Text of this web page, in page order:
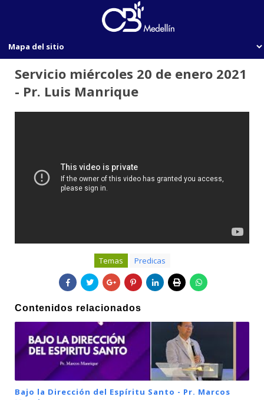
Servicio miércoles 20 de enero 2021
- Pr. Luis Manrique
Temas Predicas
Contenidos relacionados
Bajo la Dirección del Espíritu Santo - Pr. Marcos